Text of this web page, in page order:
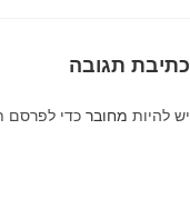
כתיבת תגובה
יש להיות מחובר כדי לפרסם